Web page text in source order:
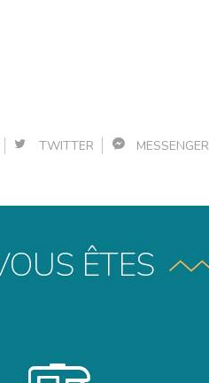
TWITTER MESSENGER
ÊTES